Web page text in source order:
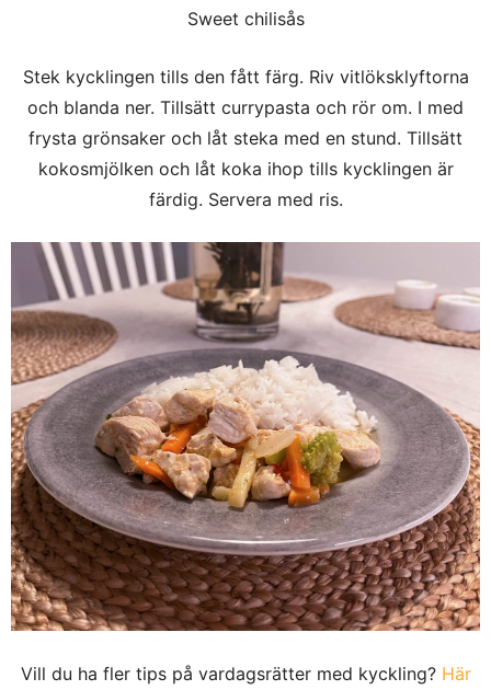
Sweet chilisås
Stek kycklingen tills den fått färg. Riv vitlöksklyftorna
och blanda ner. Tillsätt currypasta och rör om. I med
frysta grönsaker och låt steka med en stund. Tillsätt
kokosmjölken och låt koka ihop tills kycklingen är
färdig. Servera med ris.
Vill du ha fler tips på vardagsrätter med kyckling? Här